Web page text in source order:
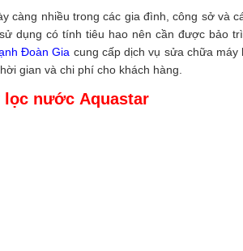
càng nhiều trong các gia đình, công sở và
dụng có tính tiêu hao nên cần được bảo
Đoàn Gia cung cấp dịch vụ sửa chữa
gian và chi phí cho khách hàng.
lọc nước Aquastar